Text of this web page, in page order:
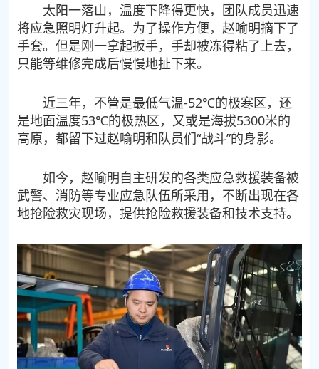
太阳一落山，温度下降得更快，团队成员迅速
将应急照明灯升起。为了操作方便，赵喻明摘下了
手套。但是刚一拿起扳手，手却被冻得粘了上去，
只能等维修完成后慢慢地扯下来。
近三年，不管是最低气温-52℃的极寒区，还
是地面温度53℃的极热区，又或是海拔5300米的
高原，都留下过赵喻明和队员们“战斗”的身影。
如今，赵喻明自主研发的各类应急救援装备被
武警、消防等专业应急队伍所采用，不断出现在各
地抢险救灾现场，提供抢险救援装备和技术支持。